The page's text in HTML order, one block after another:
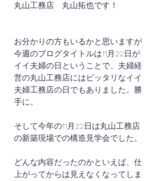
丸山工務店　丸山拓也です！
お分かりの方もいるかと思いますが
今週のブログタイトルは11月22日が
イイ夫婦の日ということで、夫婦経
営の丸山工務店にはピッタリなイイ
夫婦工務店の日でもありました。勝
手に。
そして今年の11月22日は丸山工務店
の新築現場での構造見学会でした。
どんな内容だったのかといえば、仕
上がってからは見えなくなってしま